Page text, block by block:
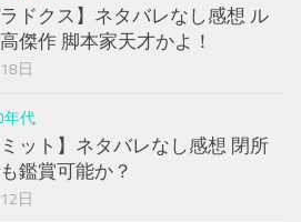
ドクス】ネタバレなし感想 ル
傑作 脚本家天才かよ！
日
年代
ット】ネタバレなし感想 閉所
鑑賞可能か？
日